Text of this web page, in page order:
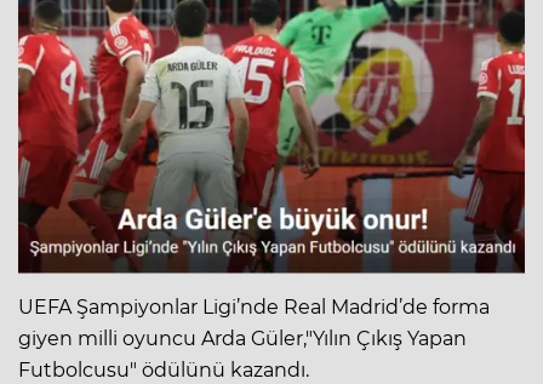
UEFA Şampiyonlar Ligi’nde Real Madrid’de forma
giyen milli oyuncu Arda Güler,"Yılın Çıkış Yapan
Futbolcusu" ödülünü kazandı.